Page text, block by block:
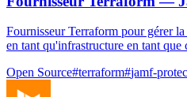
Fournisseur Terraform pour gérer
en tant qu'infrastructure en tant que
Open Source#terraform#jamf-